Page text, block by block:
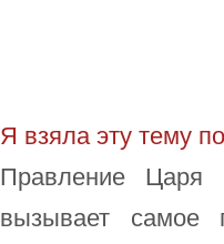
Я взяла эту тему
Правление
вызывает самое